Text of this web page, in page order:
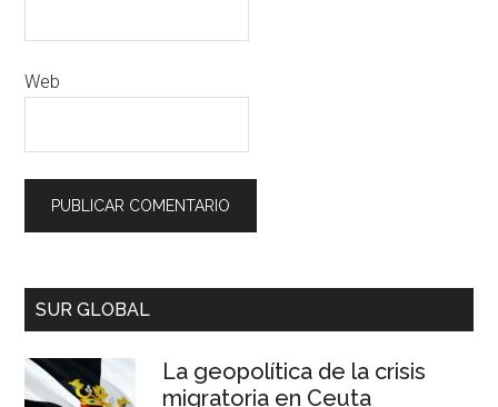
Web
SUR GLOBAL
La geopolítica de la crisis
migratoria en Ceuta